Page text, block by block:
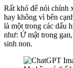
Rất khó để nói chính
hay không vì bên
là một trong các dấu
như: Ứ mật trong
sinh non.